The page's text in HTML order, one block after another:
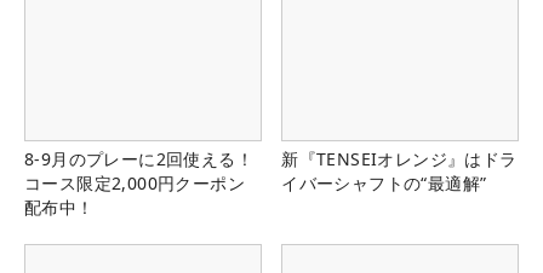
8-9月のプレーに2回使える！
コース限定2,000円クーポン
配布中！
新『TENSEIオレンジ』はドラ
イバーシャフトの“最適解”